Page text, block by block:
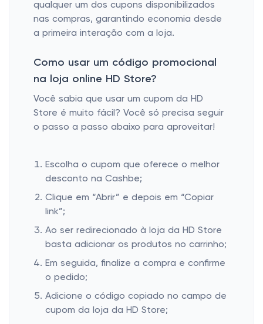
qualquer um dos cupons disponibilizados
nas compras, garantindo economia desde
a primeira interação com a loja.
Como usar um código promocional
na loja online HD Store?
Você sabia que usar um cupom da HD
Store é muito fácil? Você só precisa seguir
o passo a passo abaixo para aproveitar!
Escolha o cupom que oferece o melhor
desconto na Cashbe;
Clique em “Abrir” e depois em “Copiar
link”;
Ao ser redirecionado à loja da HD Store
basta adicionar os produtos no carrinho;
Em seguida, finalize a compra e confirme
o pedido;
Adicione o código copiado no campo de
cupom da loja da HD Store;